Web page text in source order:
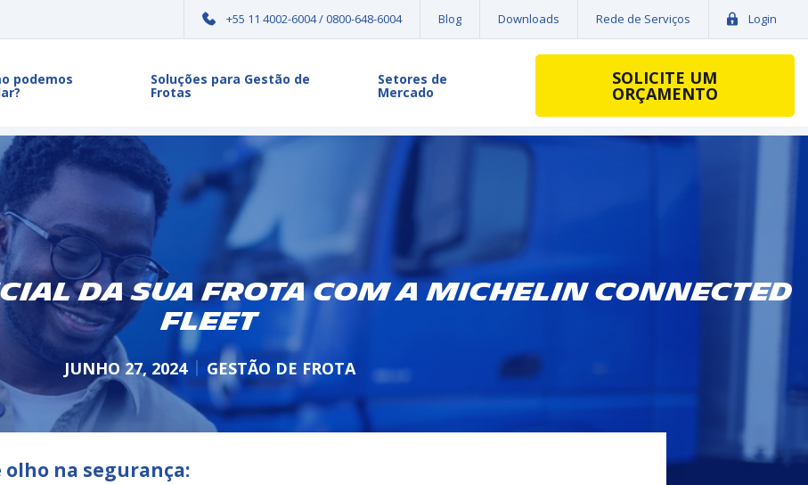
+55 11 4002-6004 / 0800-648-6004 Blog Downloads Rede de Serviços Login
podemos Soluções para Gestão de
Frotas
Setores de
Mercado
SOLICITE UM
ORÇAMENTO
da sua frota com a MICHELIN Connected
Fleet
JUNHO 27, 2024 GESTÃO DE FROTA
na segurança: